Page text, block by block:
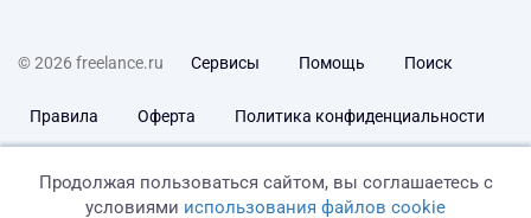
© 2026 freelance.ru Сервисы Помощь Поиск
Правила Оферта Политика конфиденциальности
Продолжая пользоваться сайтом, вы соглашаетесь с
условиями использования файлов cookie